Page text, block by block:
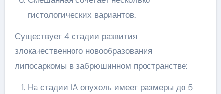
гистологических вариантов.
Существует 4 стадии развития
злокачественного новообразования
липосаркомы в забрюшинном пространстве:
На стадии IА опухоль имеет размеры до 5